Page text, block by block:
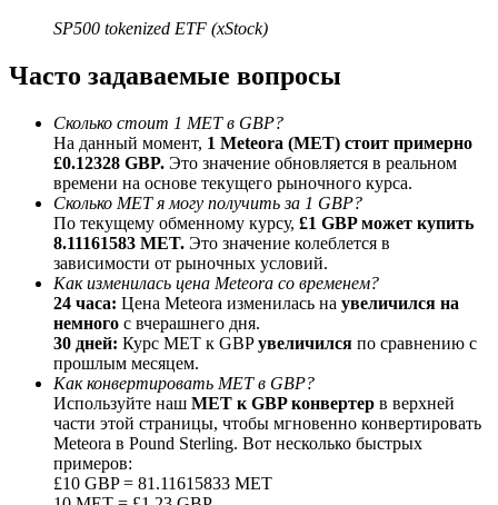
До 65% комиссии!
Реферал
Пригласите друга, чтобы получить денежные
вознаграждения
BTC Welcome Rewards
SP500 tokenized ETF (xStock)
Часто задаваемые вопросы
Сколько стоит 1 MET в GBP?
На данный момент, 1 Meteora (MET) стоит примерно
£0.12328 GBP. Это значение обновляется в реальном
времени на основе текущего рыночного курса.
Сколько MET я могу получить за 1 GBP?
По текущему обменному курсу, £1 GBP может купить
8.11161583 MET. Это значение колеблется в
зависимости от рыночных условий.
Как изменилась цена Meteora со временем?
24 часа: Цена Meteora изменилась на увеличился на
немного с вчерашнего дня.
30 дней: Курс MET к GBPувеличился по сравнению с
прошлым месяцем.
Как конвертировать MET в GBP?
Используйте наш MET к GBP конвертер в верхней
части этой страницы, чтобы мгновенно конвертировать
Meteora в Pound Sterling. Вот несколько быстрых
примеров:
£10 GBP = 81.11615833 MET